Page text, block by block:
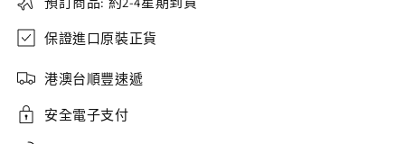
保證進口原裝正貨
港澳台順豐速遞
安全電子支付